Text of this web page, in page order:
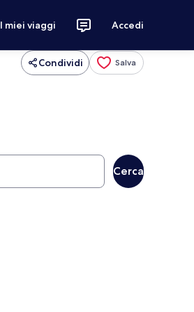
I miei viaggi Accedi
Condividi Salva
Cerca